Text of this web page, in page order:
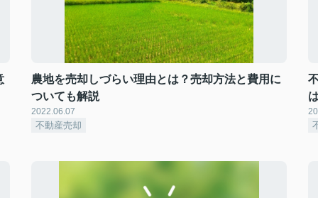
農地を売却しづらい理由とは？売却方法と費用に
ついても解説
2022.06.07
不動産売却